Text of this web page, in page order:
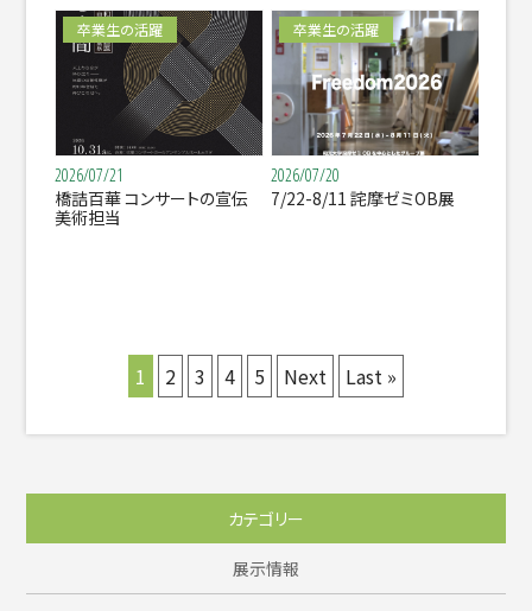
卒業生の活躍
2026/07/21
橋詰百華 コンサートの宣伝
美術担当
卒業生の活躍
2026/07/20
7/22-8/11 詫摩ゼミOB展
1 2 3 4 5 Next Last »
カテゴリー
展示情報